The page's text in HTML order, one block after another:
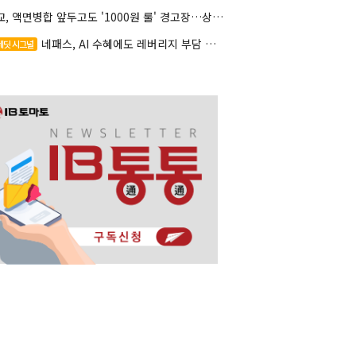
대교, 액면병합 앞두고도 '1000원 룰' 경고장…상장유지 시험대
딧 시그널 네패스, AI 수혜에도 레버리지 부담 여전